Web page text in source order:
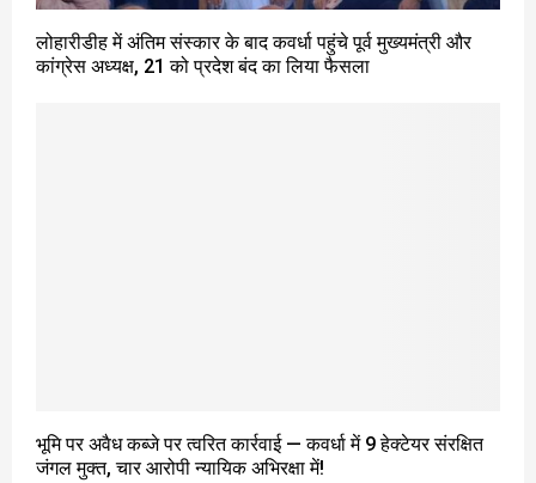
लोहारीडीह में अंतिम संस्कार के बाद कवर्धा पहुंचे पूर्व मुख्यमंत्री और
कांग्रेस अध्यक्ष, 21 को प्रदेश बंद का लिया फैसला
भूमि पर अवैध कब्जे पर त्वरित कार्रवाई — कवर्धा में 9 हेक्टेयर संरक्षित
जंगल मुक्त, चार आरोपी न्यायिक अभिरक्षा में!